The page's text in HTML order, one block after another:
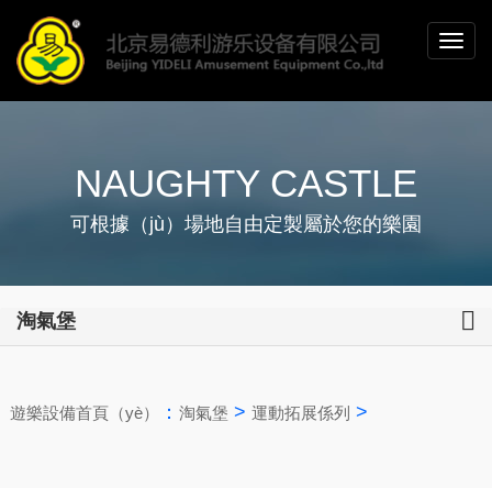
NAUGHTY CASTLE
可根據（jù）場地自由定製屬於您的樂園
淘氣堡
遊樂設備首頁（yè） ： 淘氣堡 > 運動拓展係列 >